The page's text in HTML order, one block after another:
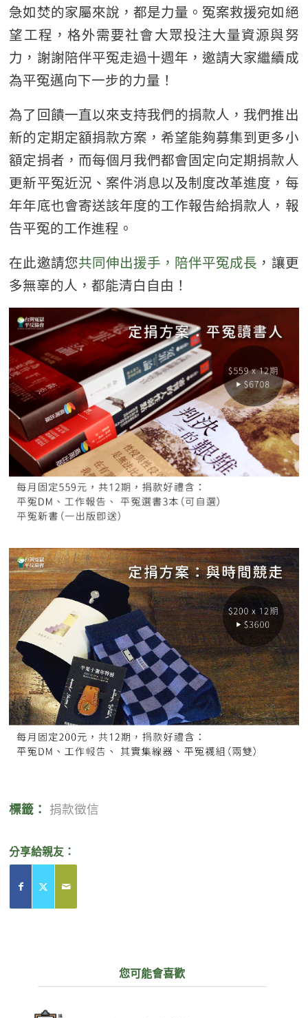
急如焚的家屬來說，都是力量。冤案救援宛如絕
望工程，格外需要社會大眾投注大量資源與努
力，謝謝陪伴平冤走過十週年，邀請大家繼續成
為平冤邁向下一步的力量！
為了回饋一直以來支持我們的捐款人，我們推出
新的定期定額捐款方案，希望能夠募集到更多小
額定捐者，而每個月我們都會固定向定期捐款人
更新平冤近況、案件消息以及制度改革進度，每
年年底也會寄送該年度的工作報告給捐款人，報
告平冤的工作進程。
在此邀請您共同伸出援手，陪伴平冤成長 ，讓更
多無辜的人，都能清白自由！
標籤： 捐款徵信
分享給親友：
您可能會喜歡